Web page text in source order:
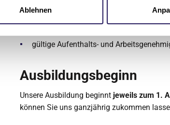
Ablehnen
Senatsanerkennung und beglaubigte
gültige Aufenthalts- und
Ausbildungsbeginn
Unsere Ausbildung beginnt jeweils zum 1.
können Sie uns ganzjährig zukommen